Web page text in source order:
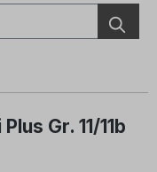
Gr. 11/11b